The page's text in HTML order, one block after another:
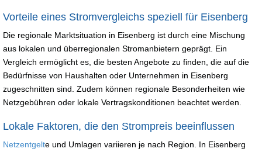
Vorteile eines Stromvergleichs speziell für Eisenberg
Die regionale Marktsituation in Eisenberg ist durch eine Mischung
aus lokalen und überregionalen Stromanbietern geprägt. Ein
Vergleich ermöglicht es, die besten Angebote zu finden, die auf die
Bedürfnisse von Haushalten oder Unternehmen in Eisenberg
zugeschnitten sind. Zudem können regionale Besonderheiten wie
Netzgebühren oder lokale Vertragskonditionen beachtet werden.
Lokale Faktoren, die den Strompreis beeinflussen
Netzentgelte und Umlagen variieren je nach Region. In Eisenberg